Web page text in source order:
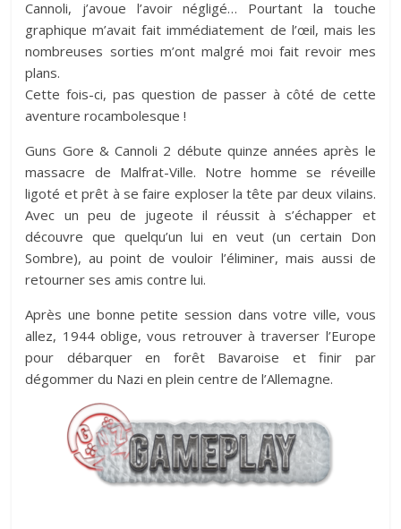
Cannoli, j’avoue l’avoir négligé… Pourtant la touche
graphique m’avait fait immédiatement de l’œil, mais les
nombreuses sorties m’ont malgré moi fait revoir mes
plans.
Cette fois-ci, pas question de passer à côté de cette
aventure rocambolesque !
Guns Gore & Cannoli 2 débute quinze années après le
massacre de Malfrat-Ville. Notre homme se réveille
ligoté et prêt à se faire exploser la tête par deux vilains.
Avec un peu de jugeote il réussit à s’échapper et
découvre que quelqu’un lui en veut (un certain Don
Sombre), au point de vouloir l’éliminer, mais aussi de
retourner ses amis contre lui.
Après une bonne petite session dans votre ville, vous
allez, 1944 oblige, vous retrouver à traverser l’Europe
pour débarquer en forêt Bavaroise et finir par
dégommer du Nazi en plein centre de l’Allemagne.